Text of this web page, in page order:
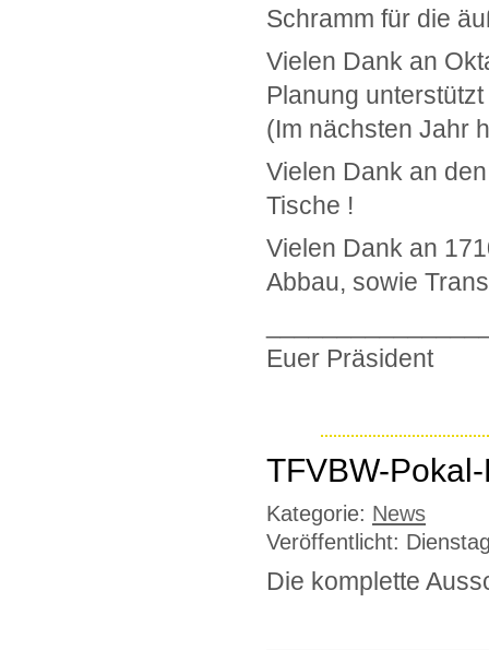
Schramm für die
Vielen Dank an
Planung
(Im nächsten Jahr
Vielen Dank an
Tische !
Vielen Dank an
Abbau, sowie
Euer Präsident
TFVBW-
Kategorie: News
Veröffentlicht:
Die komplette